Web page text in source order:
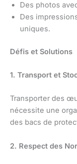
Des photos
Des
uniques.
Défis et Solutions
1. Transport et
Transporter des
nécessite une
des bacs de
2. Respect des